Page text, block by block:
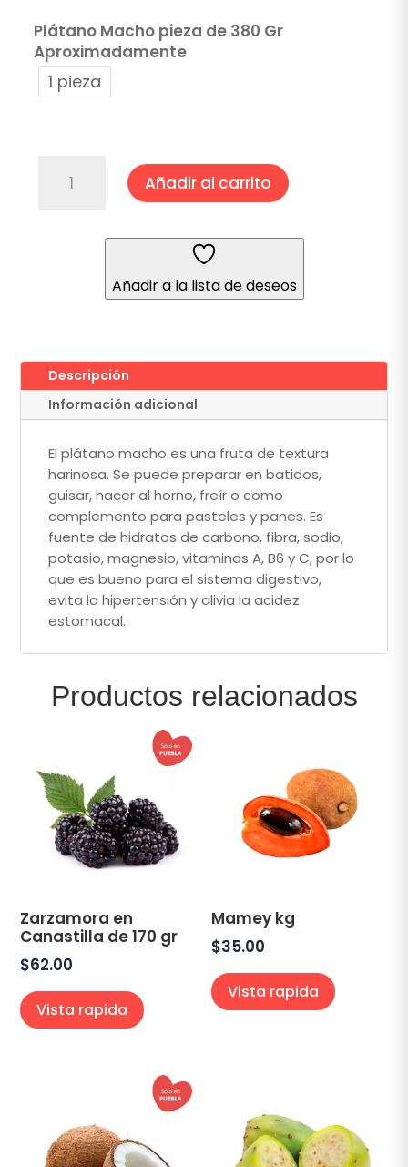
Plátano Macho pieza de 380 Gr
Aproximadamente
1 pieza
Macho
Añadir al carrito
Añadir a la lista de deseos
Descripción
Información adicional
El plátano macho es una fruta de textura
harinosa. Se puede preparar en batidos,
guisar, hacer al horno, freír o como
complemento para pasteles y panes. Es
fuente de hidratos de carbono, fibra, sodio,
potasio, magnesio, vitaminas A, B6 y C, por lo
que es bueno para el sistema digestivo,
evita la hipertensión y alivia la acidez
estomacal.
Productos relacionados
Zarzamora en
Canastilla de 170 gr
$62.00
Vista rapida
Mamey kg
$35.00
Vista rapida